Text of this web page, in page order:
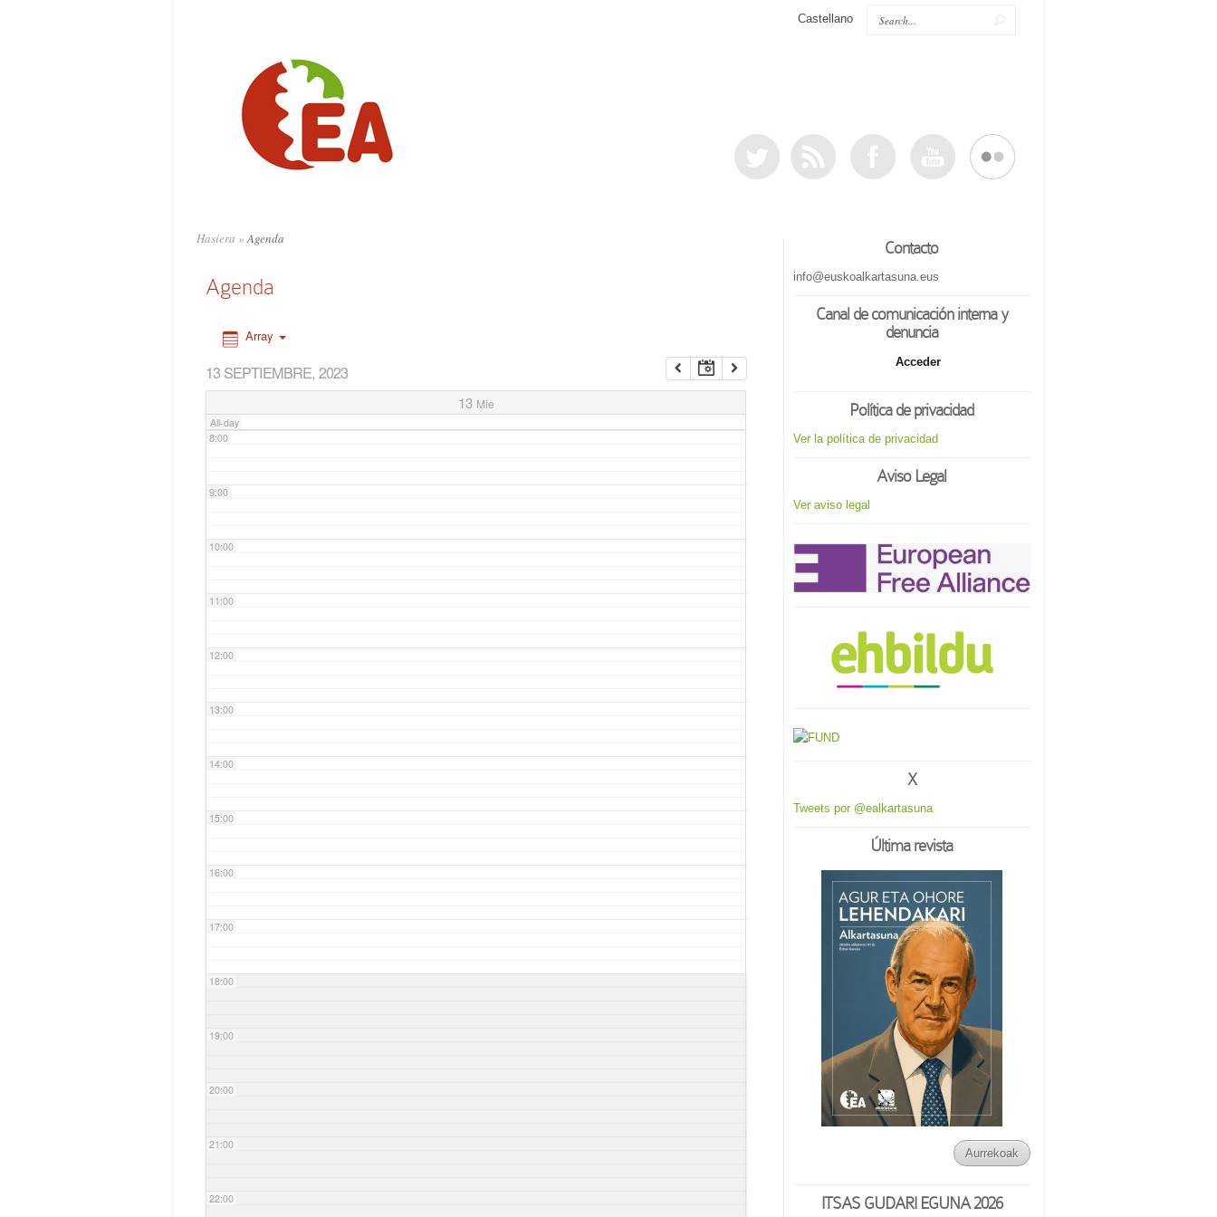
Castellano
Hasiera »Agenda
Agenda
Array
13 SEPTIEMBRE, 2023
13 Mie
All-day
6:00
8:00
9:00
10:00
11:00
12:00
13:00
14:00
15:00
16:00
17:00
18:00
19:00
20:00
21:00
22:00
Contacto
info@euskoalkartasuna.eus
Canal de comunicación interna y
denuncia
Acceder
Política de privacidad
Ver la política de privacidad
Aviso Legal
Ver aviso legal
X
Tweets por @ealkartasuna
Última revista
Aurrekoak
ITSAS GUDARI EGUNA 2026